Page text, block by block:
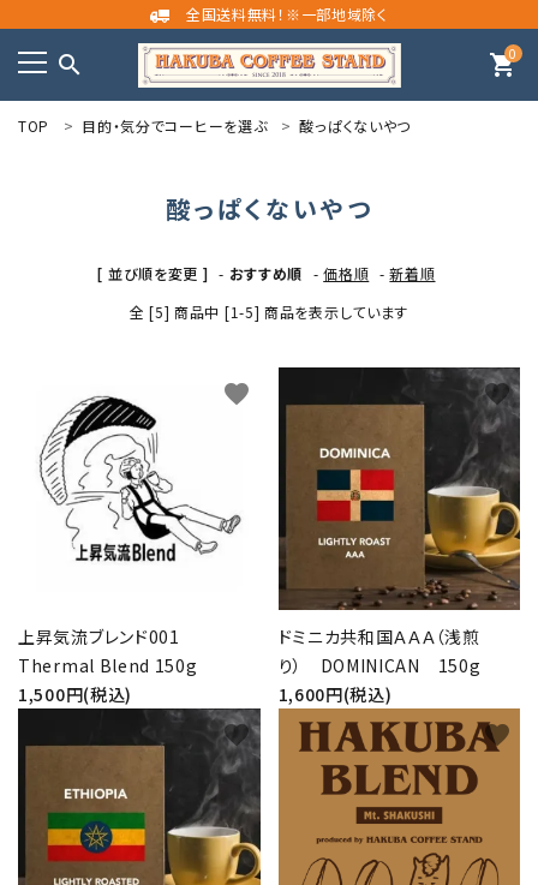
全国送料無料！※一部地域除く
search 0
shopping_cart
meeting_room ログイン person 新規会員登録
search
カテゴリーから探す
コンテンツ
INFORMATION
TOP 目的・気分でコーヒーを選ぶ 酸っぱくないやつ
酸っぱくないやつ
[ 並び順を変更 ] - おすすめ順 -価格順 -新着順
全 [5] 商品中 [1-5] 商品を表示しています
上昇気流ブレンド001
Thermal Blend 150g
1,500円(税込)
favorite
ドミニカ共和国ＡＡＡ（浅煎
り） DOMINICAN 150g
1,600円(税込)
favorite
favorite favorite